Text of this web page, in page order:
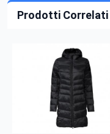
Prodotti Correlati